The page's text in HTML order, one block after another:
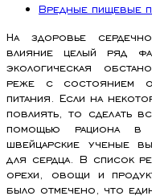
Вредные пищевые
На здоровье
влияние целый ряд
экологическая
реже с состоянием
питания. Если на
повлиять, то сделать
помощью рациона в
швейцарские ученые
для сердца. В список
орехи, овощи и
было отмечено, что